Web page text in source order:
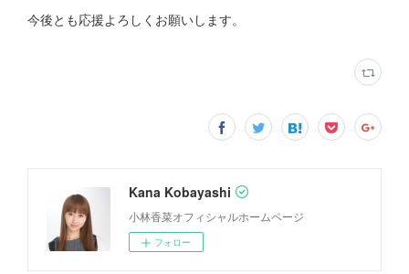
今後とも応援よろしくお願いします。
Kana Kobayashi
小林香菜オフィシャルホームページ
フォロー